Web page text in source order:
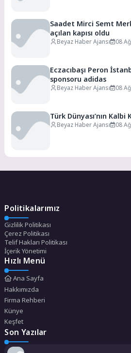
Saadet Mirci Semt
açılan kapısı oldu
Beyaz Haber Ajansı 08
Eczacıbaşı Peron
sponsoru adidas
Beyaz Haber Ajansı 08
Türk Dünyası’nın Kalbi
Beyaz Haber Ajansı 08
Politikalarımız
Gizlilik Politikası
Çerez Politikası
Telif Hakları Politikası
İçerik Yönetimi
Hızlı Menü
Ana Sayfa
Hakkımızda
Firma Rehberi
Künye
Keşfet
Son Yazılar